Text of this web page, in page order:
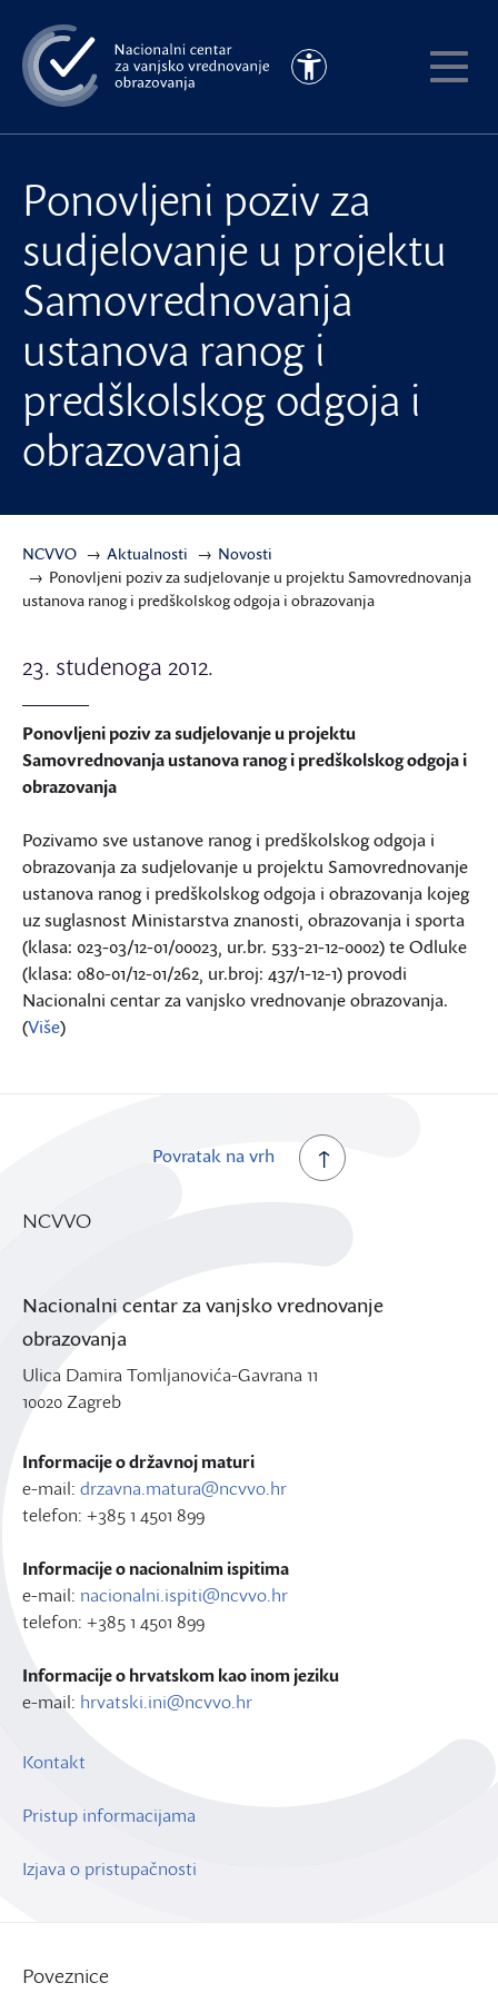
na
glavni
sadržaj
Pristupačnost
Ponovljeni poziv za
sudjelovanje u projektu
Samovrednovanja
ustanova ranog i
predškolskog odgoja i
obrazovanja
NCVVO Aktualnosti
Novosti
Ponovljeni poziv za sudjelovanje u projektu Samovrednovanja
ustanova ranog i predškolskog odgoja i obrazovanja
23. studenoga 2012.
Ponovljeni poziv za sudjelovanje u projektu
Samovrednovanja ustanova ranog i predškolskog odgoja i
obrazovanja
Pozivamo sve ustanove ranog i predškolskog odgoja i
obrazovanja za sudjelovanje u projektu Samovrednovanje
ustanova ranog i predškolskog odgoja i obrazovanja kojeg
uz suglasnost Ministarstva znanosti, obrazovanja i sporta
(klasa: 023-03/12-01/00023, ur.br. 533-21-12-0002) te Odluke
(klasa: 080-01/12-01/262, ur.broj: 437/1-12-1) provodi
Nacionalni centar za vanjsko vrednovanje obrazovanja.
(Više)
Povratak na vrh
NCVVO
Nacionalni centar za vanjsko vrednovanje
obrazovanja
Ulica Damira Tomljanovića-Gavrana 11
10020 Zagreb
Informacije o državnoj maturi
e-mail: drzavna.matura@ncvvo.hr
telefon: +385 1 4501 899
Informacije o nacionalnim ispitima
e-mail: nacionalni.ispiti@ncvvo.hr
telefon: +385 1 4501 899
Informacije o hrvatskom kao inom jeziku
e-mail: hrvatski.ini@ncvvo.hr
Kontakt
Pristup informacijama
Izjava o pristupačnosti
Poveznice